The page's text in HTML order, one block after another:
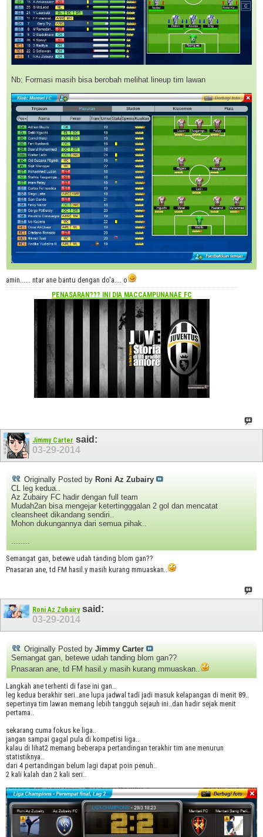
Nb: Formasi masih bisa berobah melihat lineup tim lawan
amin...... ntar ane bantu dengan do'a.... o
PENASARAN??? INI DIA MACCAMPUNANAE FC
Jimmy Carter said:
03-29-2014
Originally Posted by Roni Az Zubairy
CL leg kedua..
Az Zubairy FC hadir dengan full team
Mudah2an bisa mengejar ketertingggalan 2 gol dan mencatat
cleansheet dikandang sendiri..
Mohon dukungannya dari semua pihak..
Semangat gan, betewe udah tanding blom gan??
Pnasaran ane, td FM hasil.y masih kurang mmuaskan..
Roni Az Zubairysaid:
03-29-2014
Originally Posted by Jimmy Carter
Semangat gan, betewe udah tanding blom gan??
Pnasaran ane, td FM hasil.y masih kurang mmuaskan..
Langkah ane terhenti di fase ini gan..
leg kedua berakhir seri..ane lupa jadwal tadi jadi masuk kelapangan di menit 89..
sepertinya tim lawan memang lebih tangguh sejauh ini..dan hadir sejak menit
pertama..
sekarang cuma fokus ke liga..
jangan sampai gagal pula di kompetisi liga..
kalau di lihat2 memang beberapa pertandingan terakhir tim ane menurun
statistiknya..
dari 4 pertandingan belum lagi dapat poin penuh..
2 kali kalah dan 2 kali seri..